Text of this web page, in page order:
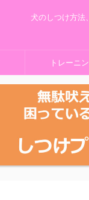
犬のしつけ方法
トレーニ